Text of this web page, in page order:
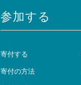
参加する
寄付する
寄付の方法